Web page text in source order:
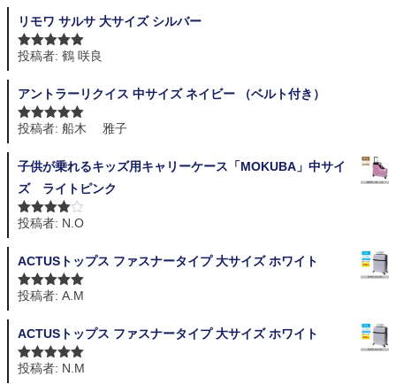
リモワ サルサ 大サイズ シルバー
5段階中 5の
投稿者: 鶴 咲良
アントラーリクイス 中サイズ ネイビー （ベルト付き）
5段階中 5の
投稿者: 船木 雅子
子供が乗れるキッズ用キャリーケース「MOKUBA」中サイ
ズ ライトピンク
5段階中 4
投稿者: N.O
ACTUSトップス ファスナータイプ 大サイズ ホワイト
5段階中 5の
投稿者: A.M
ACTUSトップス ファスナータイプ 大サイズ ホワイト
5段階中 5の
投稿者: N.M